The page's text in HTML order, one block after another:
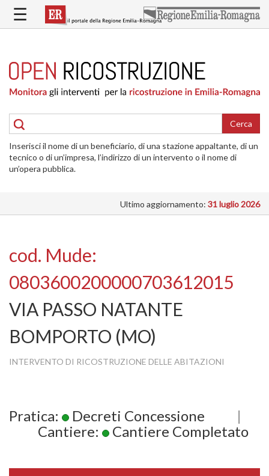
contenuto
RICOSTRUZIONE
PUBBLICA
DELLE
ABITAZIONI
RICOSTRUZIONE
ATTIVITÀ
INTERVENTI
SI
☰
Cerca
Inserisci il nome di un beneficiario, di una stazione appaltante, di un
tecnico o di un’impresa, l’indirizzo di un intervento o il nome di
un’opera pubblica.
Ultimo aggiornamento: 31 luglio 2026
cod. Mude:
0803600200000703612015
VIA PASSO NATANTE
BOMPORTO (MO)
INTERVENTO DI RICOSTRUZIONE DELLE ABITAZIONI
Pratica: Decreti Concessione
|
Cantiere:
Cantiere Completato